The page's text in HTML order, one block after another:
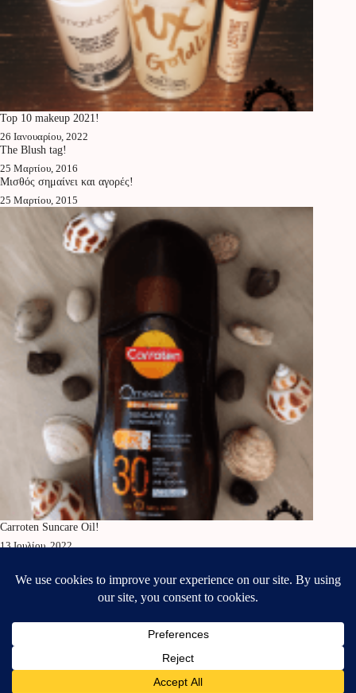
Top 10 makeup 2021!
26 Ιανουαρίου, 2022
The Blush tag!
25 Μαρτίου, 2016
Μισθός σημαίνει και αγορές!
25 Μαρτίου, 2015
Carroten Suncare Oil!
13 Ιουλίου, 2022